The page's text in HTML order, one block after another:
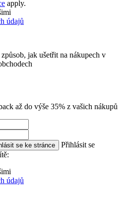
apply.
údajů
jak ušetřit na nákupech v
až do výše 35% z vašich nákupů
se ke stránce
Přihlásit se
údajů